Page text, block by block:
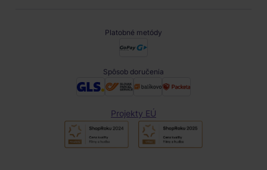
Platobné metódy
Spôsob doručenia
Projekty EÚ